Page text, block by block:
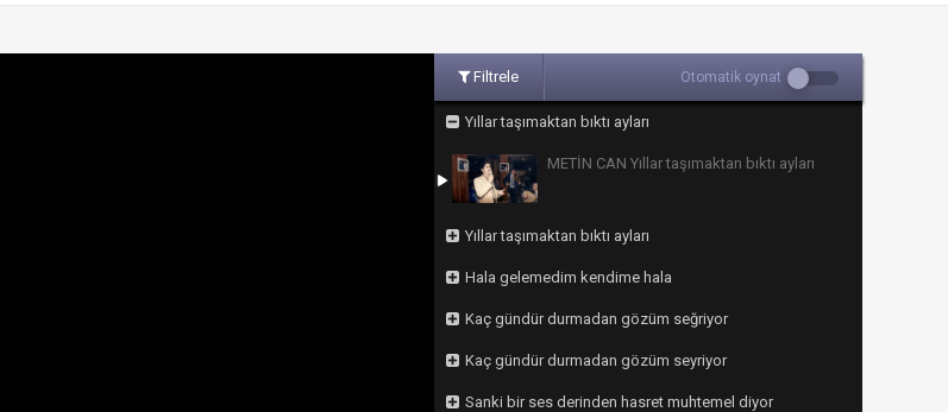
Filtrele Otomatik oynat
Yıllar taşımaktan bıktı ayları
METİN CAN Yıllar taşımaktan bıktı ayları
Yıllar taşımaktan bıktı ayları
Hala gelemedim kendime hala
Kaç gündür durmadan gözüm seğriyor
Kaç gündür durmadan gözüm seyriyor
Sanki bir ses derinden hasret muhtemel diyor